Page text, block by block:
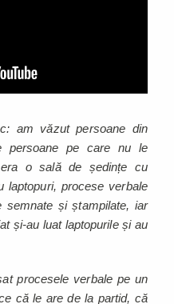
am văzut persoane din
persoane pe care nu le
o sală de ședințe cu
laptopuri, procese verbale
semnate și ștampilate, iar
și-au luat laptopurile și au
procesele verbale pe un
că le are de la partid, că